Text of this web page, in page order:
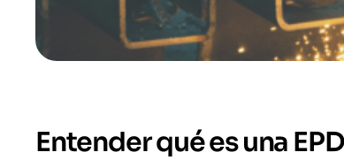
Entender qué es una